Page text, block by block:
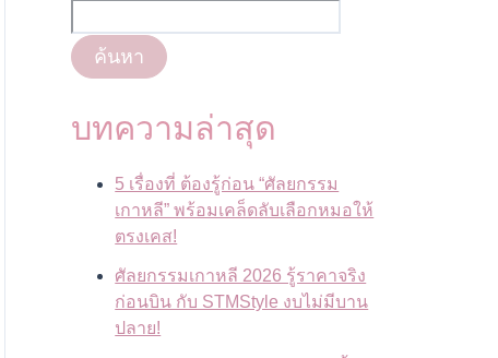
ค้นหา
บทความล่าสุด
5 เรื่องที่ ต้องรู้ก่อน “ศัลยกรรม
เกาหลี” พร้อมเคล็ดลับเลือกหมอให้
ตรงเคส!
ศัลยกรรมเกาหลี 2026 รู้ราคาจริง
ก่อนบิน กับ STMStyle งบไม่มีบาน
ปลาย!